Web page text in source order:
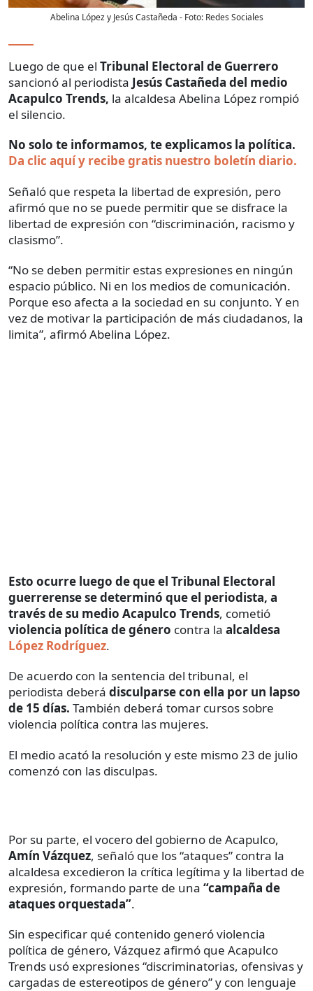
Abelina López y Jesús Castañeda - Foto: Redes Sociales
Luego de que el Tribunal Electoral de Guerrero
sancionó al periodista Jesús Castañeda del medio
Acapulco Trends, la alcaldesa Abelina López rompió
el silencio.
No solo te informamos, te explicamos la política.
Da clic aquí y recibe gratis nuestro boletín diario.
Señaló que respeta la libertad de expresión, pero
afirmó que no se puede permitir que se disfrace la
libertad de expresión con “discriminación, racismo y
clasismo”.
“No se deben permitir estas expresiones en ningún
espacio público. Ni en los medios de comunicación.
Porque eso afecta a la sociedad en su conjunto. Y en
vez de motivar la participación de más ciudadanos, la
limita”, afirmó Abelina López.
Esto ocurre luego de que el Tribunal Electoral
guerrerense se determinó que el periodista, a
través de su medio Acapulco Trends, cometió
violencia política de género contra la alcaldesa
López Rodríguez.
De acuerdo con la sentencia del tribunal, el
periodista deberá disculparse con ella por un lapso
de 15 días. También deberá tomar cursos sobre
violencia política contra las mujeres.
El medio acató la resolución y este mismo 23 de julio
comenzó con las disculpas.
Por su parte, el vocero del gobierno de Acapulco,
Amín Vázquez, señaló que los “ataques” contra la
alcaldesa excedieron la crítica legítima y la libertad de
expresión, formando parte de una “campaña de
ataques orquestada”.
Sin especificar qué contenido generó violencia
política de género, Vázquez afirmó que Acapulco
Trends usó expresiones “discriminatorias, ofensivas y
cargadas de estereotipos de género” y con lenguaje